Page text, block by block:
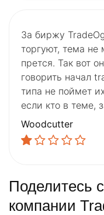
За биржу
торгуют, тема не
прется. Так вот
говорить начал
типа не поймет
если кто в теме,
Woodcutter
Поделитесь
компании